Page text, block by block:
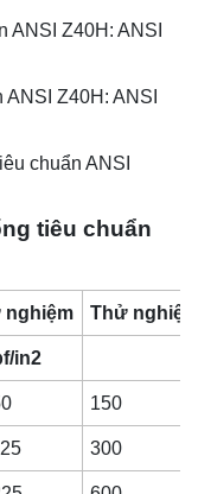
ANSI Z40H: ANSI
Z40H: ANSI
chuẩn ANSI
tiêu chuẩn
Thử
in2
150
300